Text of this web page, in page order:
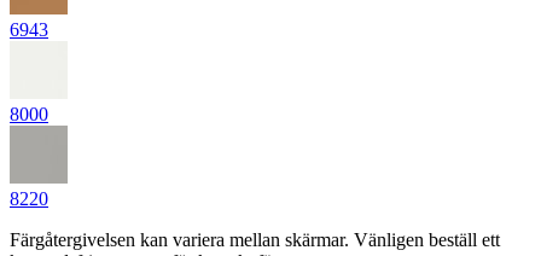
6943
8000
8220
Färgåtergivelsen kan variera mellan skärmar. Vänligen beställ ett